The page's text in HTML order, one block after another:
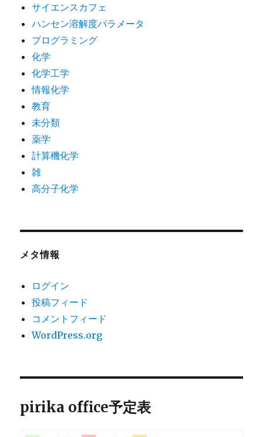
サイエンスカフェ
ハンセン溶解度パラメータ
プログラミング
化学
化学工学
情報化学
教育
未分類
薬学
計算機化学
雑
高分子化学
メタ情報
ログイン
投稿フィード
コメントフィード
WordPress.org
pirika office予定表